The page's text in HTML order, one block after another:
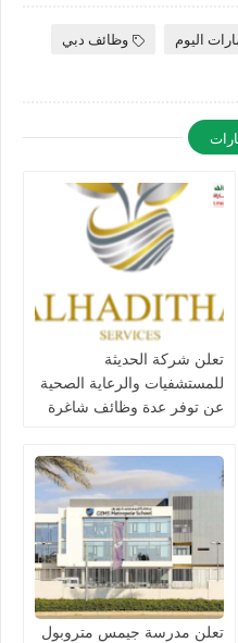
اليوم
وظائف دبي
تعلن شركة الحديثة
للمستشفيات والرعاية الصحية
عن توفر عدة وظائف شاغرة
في دبي وأبوظبي
تعلن مدرسة جيمس متروبول